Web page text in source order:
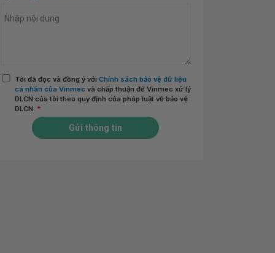
Tôi đã đọc và đồng ý với Chính sách bảo vệ dữ liệu
cá nhân của Vinmec và chấp thuận để Vinmec xử lý
DLCN của tôi theo quy định của pháp luật về bảo vệ
DLCN. *
Gửi thông tin